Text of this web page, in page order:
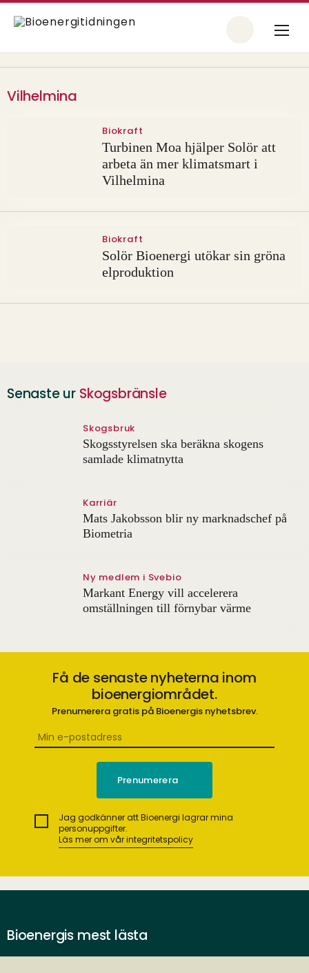
Vilhelmina
Biokraft
Turbinen Moa hjälper Solör att
arbeta än mer klimatsmart i
Vilhelmina
Biokraft
Solör Bioenergi utökar sin gröna
elproduktion
Senaste ur Skogsbränsle
Skogsbruk
Skogsstyrelsen ska beräkna skogens
samlade klimatnytta
Karriär
Mats Jakobsson blir ny marknadschef på
Biometria
Ny medlem i Svebio
Markant Energy vill accelerera
omställningen till förnybar värme
Få de senaste nyheterna inom
bioenergiområdet.
Prenumerera gratis på Bioenergis nyhetsbrev.
Jag godkänner att Bioenergi lagrar mina
personuppgifter.
Läs mer om vår integritetspolicy
Bioenergis mest lästa